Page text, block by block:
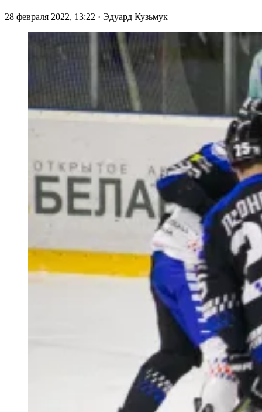
28 февраля 2022, 13:22 · Эдуард Кузьмук